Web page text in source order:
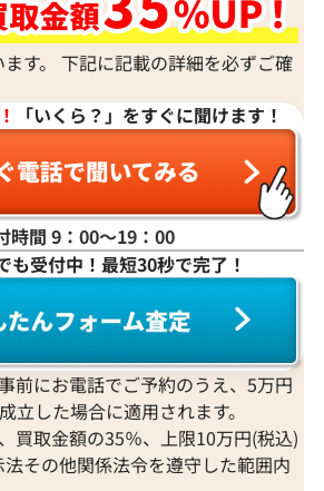
ネックレス 3.31ct
K18 ダイヤモン
参考買取価格
2026年2月11日
ます。 下記に記載の詳細を必ずご確
「いくら？」をすぐに聞けます！
時間 9：00〜19：00
も受付中！最短30秒で完了！
前にお電話でご予約のうえ、5万円
立した場合に適用されます。
買取金額の35％、上限10万円(税込)
その他関係法令を遵守した範囲内